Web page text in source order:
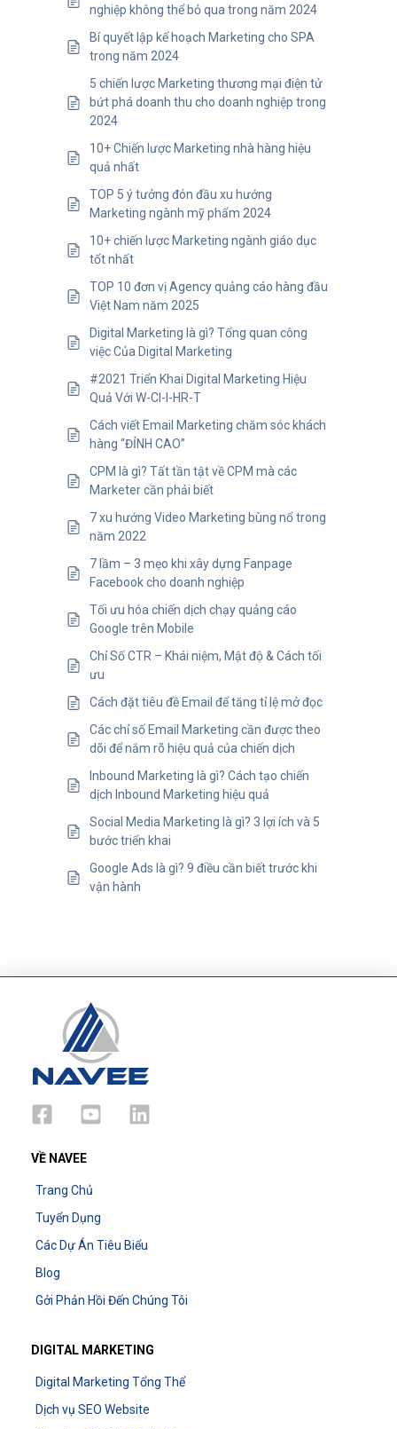
nghiệp không thể bỏ qua trong năm 2024
Bí quyết lập kế hoạch Marketing cho SPA
trong năm 2024
5 chiến lược Marketing thương mại điện tử
bứt phá doanh thu cho doanh nghiệp trong
2024
10+ Chiến lược Marketing nhà hàng hiệu
quả nhất
TOP 5 ý tưởng đón đầu xu hướng
Marketing ngành mỹ phẩm 2024
10+ chiến lược Marketing ngành giáo dục
tốt nhất
TOP 10 đơn vị Agency quảng cáo hàng đầu
Việt Nam năm 2025
Digital Marketing là gì? Tổng quan công
việc Của Digital Marketing
#2021 Triển Khai Digital Marketing Hiệu
Quả Với W-CI-I-HR-T
Cách viết Email Marketing chăm sóc khách
hàng “ĐỈNH CAO”
CPM là gì? Tất tần tật về CPM mà các
Marketer cần phải biết
7 xu hướng Video Marketing bùng nổ trong
năm 2022
7 lầm – 3 mẹo khi xây dựng Fanpage
Facebook cho doanh nghiệp
Tối ưu hóa chiến dịch chạy quảng cáo
Google trên Mobile
Chỉ Số CTR – Khái niệm, Mật độ & Cách tối
ưu
Cách đặt tiêu đề Email để tăng tỉ lệ mở đọc
Các chỉ số Email Marketing cần được theo
dõi để nắm rõ hiệu quả của chiến dịch
Inbound Marketing là gì? Cách tạo chiến
dịch Inbound Marketing hiệu quả
Social Media Marketing là gì? 3 lợi ích và 5
bước triển khai
Google Ads là gì? 9 điều cần biết trước khi
vận hành
VỀ NAVEE
Trang Chủ
Tuyển Dụng
Các Dự Án Tiêu Biểu
Blog
Gởi Phản Hồi Đến Chúng Tôi
DIGITAL MARKETING
Digital Marketing Tổng Thể
Dịch vụ SEO Website